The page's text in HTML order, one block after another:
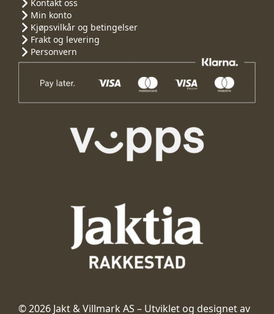
Kontakt oss
Min konto
Kjøpsvilkår og betingelser
Frakt og levering
Personvern
© 2026 Jakt & Villmark AS – Utviklet og designet av